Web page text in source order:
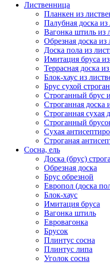
Лиственница
Планкен из
Палубная доска
Вагонка штиль из
Обрезная доска
Доска пола из
Имитация бруса
Террасная доска
Блок-хаус из
Брус сухой
Строганный брус
Строганная доска
Строганная сухая
Строганный
Сухая
Строганая
Сосна, ель
Доска (брус)
Обрезная доска
Брус обрезной
Европол (доска
Блок-хаус
Имитация бруса
Вагонка штиль
Евровагонка
Брусок
Плинтус сосна
Плинтус липа
Уголок сосна